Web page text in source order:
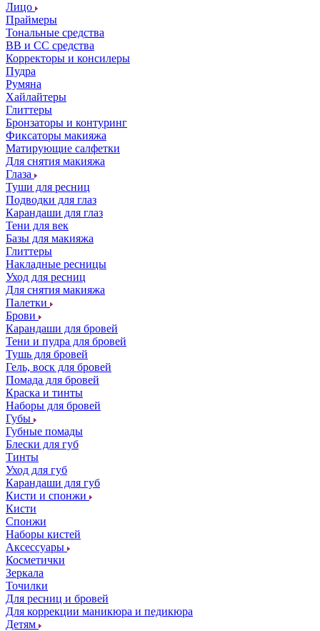
Лицо
Праймеры
Тональные средства
ВВ и СС средства
Корректоры и консилеры
Пудра
Румяна
Хайлайтеры
Глиттеры
Бронзаторы и контуринг
Фиксаторы макияжа
Матирующие салфетки
Для снятия макияжа
Глаза
Туши для ресниц
Подводки для глаз
Карандаши для глаз
Тени для век
Базы для макияжа
Глиттеры
Накладные ресницы
Уход для ресниц
Для снятия макияжа
Палетки
Брови
Карандаши для бровей
Тени и пудра для бровей
Тушь для бровей
Гель, воск для бровей
Помада для бровей
Краска и тинты
Наборы для бровей
Губы
Губные помады
Блески для губ
Тинты
Уход для губ
Карандаши для губ
Кисти и спонжи
Кисти
Спонжи
Наборы кистей
Аксессуары
Косметички
Зеркала
Точилки
Для ресниц и бровей
Для коррекции маникюра и педикюра
Детям